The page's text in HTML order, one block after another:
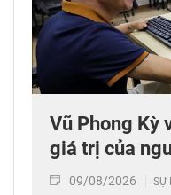
Vũ Phong Kỳ
giá trị của
09/08/2026 SỰ